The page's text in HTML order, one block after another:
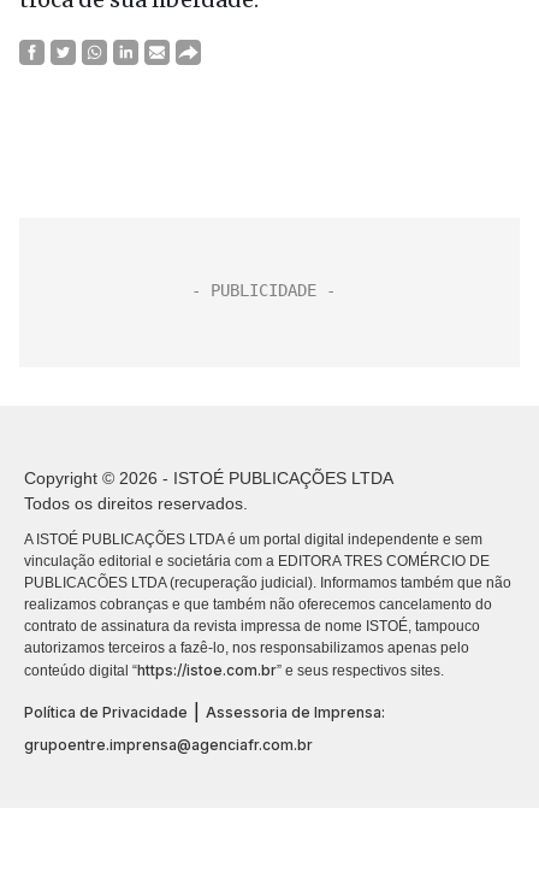
Copyright © 2026 - ISTOÉ PUBLICAÇÕES LTDA
Todos os direitos reservados.
A ISTOÉ PUBLICAÇÕES LTDA é um portal digital independente e sem
vinculação editorial e societária com a EDITORA TRES COMÉRCIO DE
PUBLICACÕES LTDA (recuperação judicial). Informamos também que não
realizamos cobranças e que também não oferecemos cancelamento do
contrato de assinatura da revista impressa de nome ISTOÉ, tampouco
autorizamos terceiros a fazê-lo, nos responsabilizamos apenas pelo
conteúdo digital “https://istoe.com.br” e seus respectivos sites.
Política de Privacidade
Assessoria de Imprensa:
grupoentre.imprensa@agenciafr.com.br